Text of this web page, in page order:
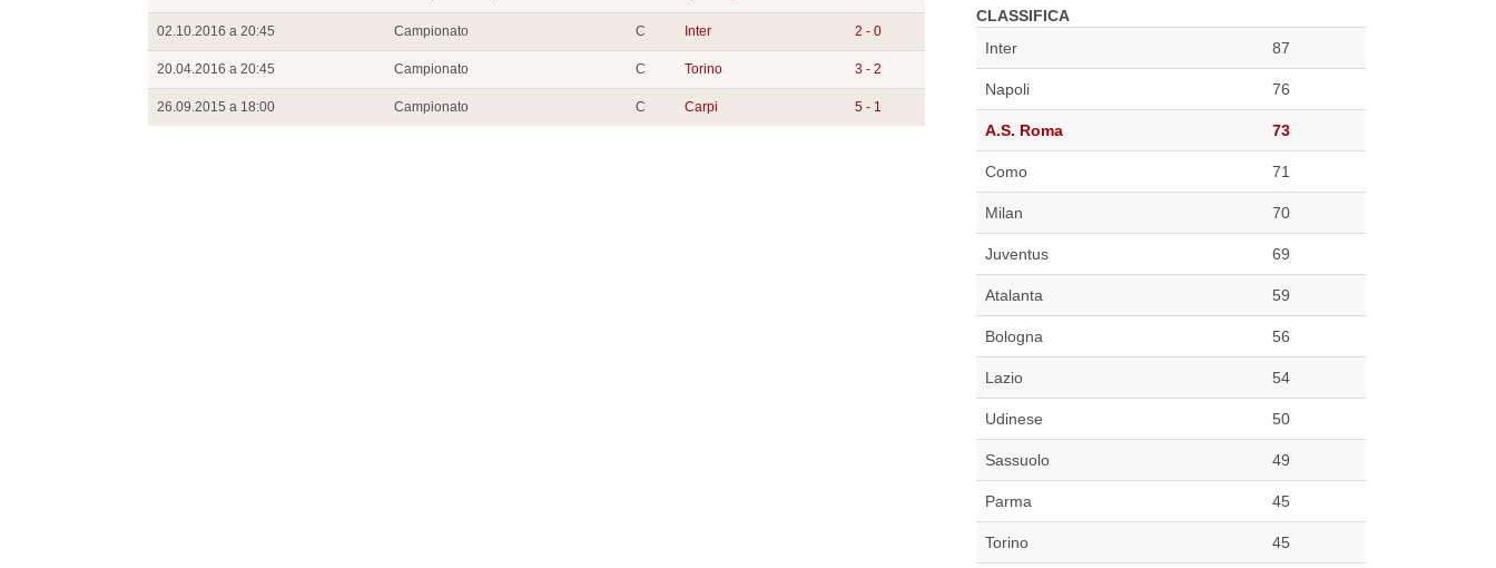
02.10.2016 a 20:45 Campionato C Inter 2 - 0
20.04.2016 a 20:45 Campionato C Torino 3 - 2
26.09.2015 a 18:00 Campionato C Carpi 5 - 1
CLASSIFICA
Inter
87
Napoli 76
A.S. Roma 73
Como 71
Milan 70
Juventus 69
Atalanta 59
Bologna 56
Lazio 54
Udinese 50
Sassuolo 49
Parma 45
Torino 45